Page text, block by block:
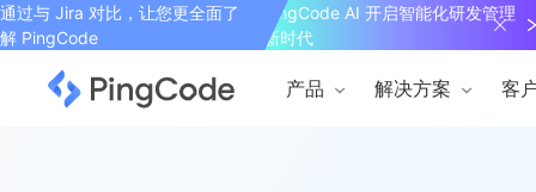
通过与 Jira 对比，让您更全面了
解 PingCode
PingCode AI 开启智能化研发管理
新时代
产品 解决方案 客